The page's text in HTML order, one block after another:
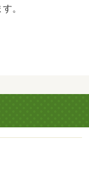
。